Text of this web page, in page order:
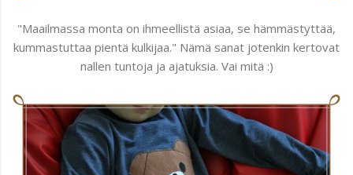
"Maailmassa monta on ihmeellistä asiaa, se hämmästyttää,
kummastuttaa pientä kulkijaa." Nämä sanat jotenkin kertovat
nallen tuntoja ja ajatuksia. Vai mitä :)